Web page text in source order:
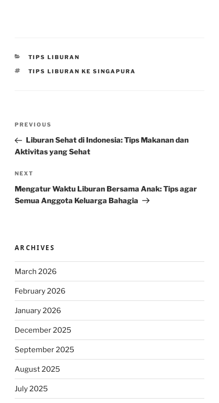
CATEGORIES
TIPS LIBURAN
TAGS
TIPS LIBURAN KE SINGAPURA
Previous
Post
PREVIOUS
Liburan Sehat di Indonesia: Tips Makanan dan
Aktivitas yang Sehat
Next
Post
NEXT
Mengatur Waktu Liburan Bersama Anak: Tips agar
Semua Anggota Keluarga Bahagia
ARCHIVES
March 2026
February 2026
January 2026
December 2025
September 2025
August 2025
July 2025